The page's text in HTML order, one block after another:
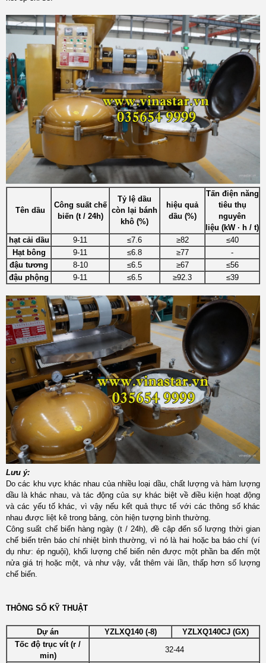
Tên dầu
Công suất chế
biến (t / 24h)
Tỷ lệ dầu
còn lại bánh
khô (%)
hiệu quả
dầu (%)
Tấn điện năng
tiêu thụ
nguyên
liệu (kW · h / t)
hạt cải dầu
9-11 ≤7.6 ≥82
≤40
Hạt bông
9-11 ≤6.8 ≥77
-
đậu tương
8-10 ≤6.5 ≥67
≤56
đậu phộng
9-11 ≤6.5 ≥92.3 ≤39
Lưu ý:
Do các khu vực khác nhau của nhiều loại dầu, chất lượng và hàm lượng
dầu là khác nhau, và tác động của sự khác biệt về điều kiện hoạt động
và các yếu tố khác, vì vậy nếu kết quả thực tế với các thông số khác
nhau được liệt kê trong bảng, còn hiện tượng bình thường.
Công suất chế biến hàng ngày (t / 24h), đề cập đến số lượng thời gian
chế biến trên báo chí nhiệt bình thường, vì nó là hai hoặc ba báo chí (ví
dụ như: ép nguội), khối lượng chế biến nên được một phần ba đến một
nửa giá trị hoặc một, và như vậy, vắt thêm vài lần, thấp hơn số lượng
chế biến.
THÔNG SỐ KỸ THUẬT
Dự án YZLXQ140 (-8)
YZLXQ140CJ (GX)
Tốc độ trục vít (r /
min)
32-44